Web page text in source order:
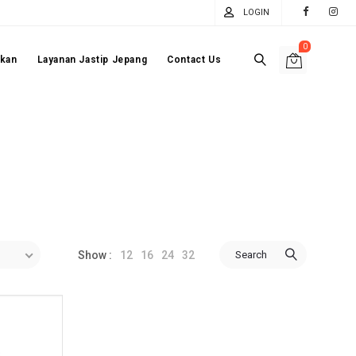
LOGIN
0
Layanan Jastip Jepang Contact Us
Show : 12 16 24 32 Search